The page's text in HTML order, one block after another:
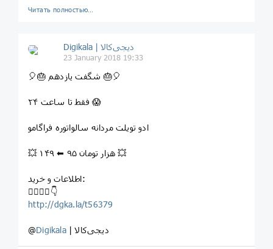
Читать полностью…
Digikala | دیجی‌کالا
23 January 2018 19:33
⁣🎈⁣🎂 شگفت یازدهم ⁣🎂🎈
فقط تا ساعت ۲۴ 😱
⁣ادو تويلت مردانه سالواتوره فراگامو
💥 ۱۴۹ ⬅ ۹۵ هزار تومان 💥
اطلاعات و خرید:
⁣👇🏻👇🏼👇
http://dgka.la/t56379
@Digikala | دیجی‌کالا